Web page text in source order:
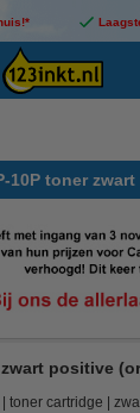
10P toner zwart
positive
toner cartridge